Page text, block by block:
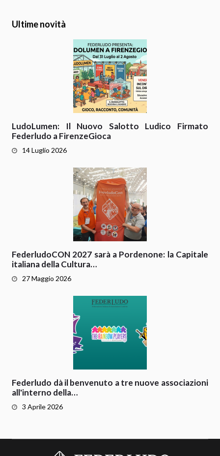
Ultime novità
14 Luglio 2026
LudoLumen: Il Nuovo Salotto Ludico Firmato
Federludo a FirenzeGioca
27 Maggio 2026
FederludoCON 2027 sarà a Pordenone: la Capitale
italiana della Cultura…
3 Aprile 2026
Federludo dà il benvenuto a tre nuove associazioni
all'interno della…